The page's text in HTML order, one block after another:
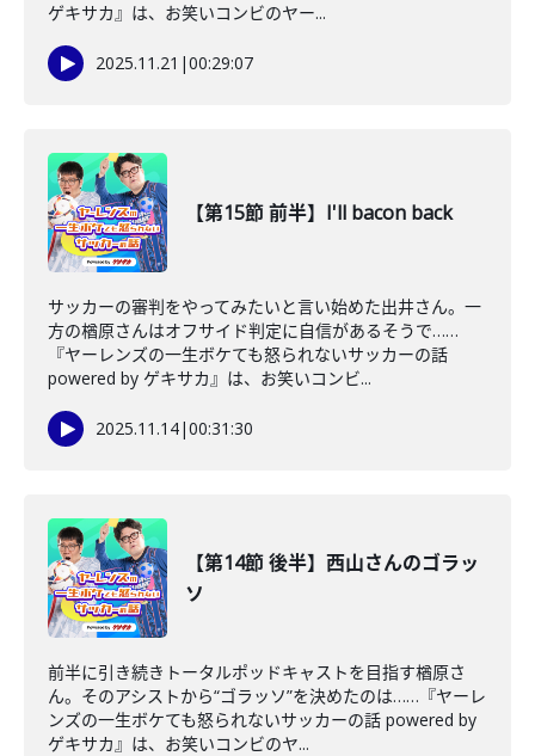
ゲキサカ』は、お笑いコンビのヤー...
2025.11.21 |00:29:07
【第15節 前半】I'll bacon back
サッカーの審判をやってみたいと言い始めた出井さん。一
方の楢原さんはオフサイド判定に自信があるそうで……
『ヤーレンズの一生ボケても怒られないサッカーの話
powered by ゲキサカ』は、お笑いコンビ...
2025.11.14|00:31:30
【第14節 後半】西山さんのゴラッ
ソ
前半に引き続きトータルポッドキャストを目指す楢原さ
ん。そのアシストから“ゴラッソ”を決めたのは……『ヤーレ
ンズの一生ボケても怒られないサッカーの話 powered by
ゲキサカ』は、お笑いコンビのヤ...